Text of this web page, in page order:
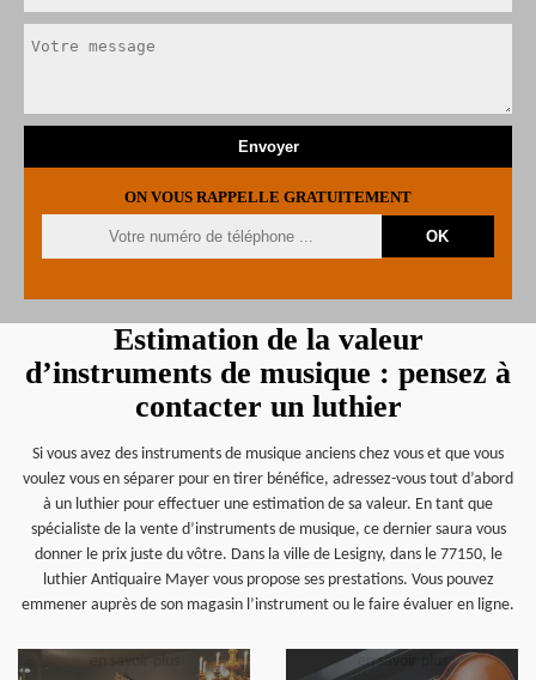
ON VOUS RAPPELLE GRATUITEMENT
Estimation de la valeur
d’instruments de musique : pensez à
contacter un luthier
Si vous avez des instruments de musique anciens chez vous et que vous
voulez vous en séparer pour en tirer bénéfice, adressez-vous tout d’abord
à un luthier pour effectuer une estimation de sa valeur. En tant que
spécialiste de la vente d’instruments de musique, ce dernier saura vous
donner le prix juste du vôtre. Dans la ville de Lesigny, dans le 77150, le
luthier Antiquaire Mayer vous propose ses prestations. Vous pouvez
emmener auprès de son magasin l’instrument ou le faire évaluer en ligne.
en savoir plus en savoir plus